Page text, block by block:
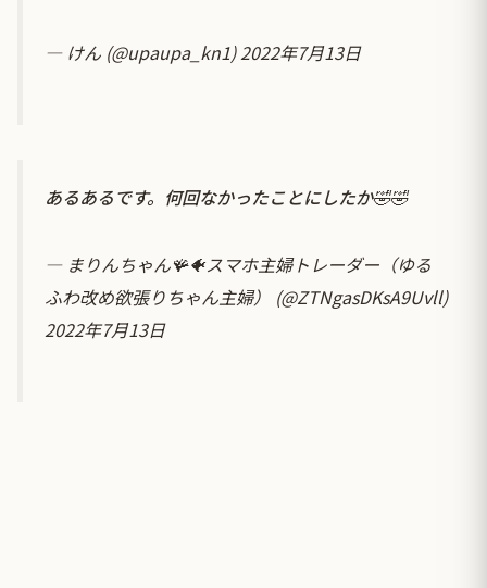
— けん (@upaupa_kn1)2022年7月13日
あるあるです。何回なかったことにしたか🤣🤣
— まりんちゃん🪸🐠スマホ主婦トレーダー（ゆる
ふわ改め欲張りちゃん主婦） (@ZTNgasDKsA9Uvll)
2022年7月13日